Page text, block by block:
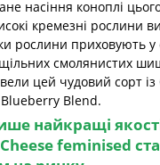
насіння коноплі
кремезні рослини
рослини приховують у
щільних смолянистих
цей чудовий сорт
Blend.
найкращі
feminised